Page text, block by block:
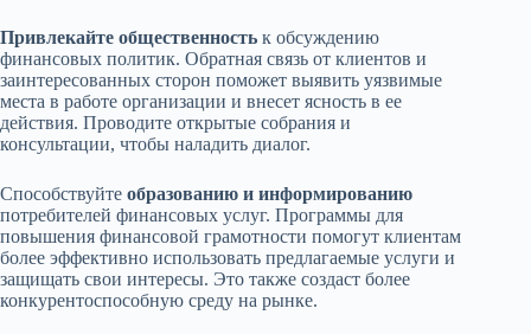
Привлекайте общественность к обсуждению
финансовых политик. Обратная связь от клиентов и
заинтересованных сторон поможет выявить уязвимые
места в работе организации и внесет ясность в ее
действия. Проводите открытые собрания и
консультации, чтобы наладить диалог.
Способствуйте образованию и информированию
потребителей финансовых услуг. Программы для
повышения финансовой грамотности помогут клиентам
более эффективно использовать предлагаемые услуги и
защищать свои интересы. Это также создаст более
конкурентоспособную среду на рынке.